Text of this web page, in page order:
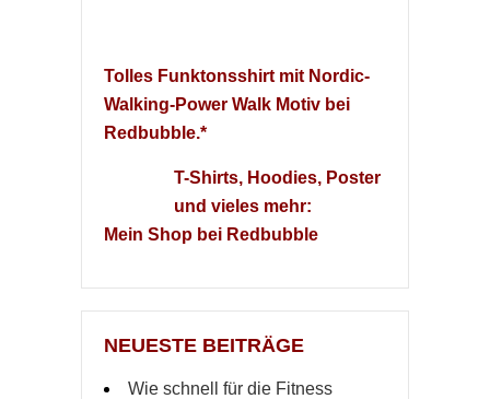
Tolles Funktonsshirt mit Nordic-
Walking-Power Walk Motiv bei
Redbubble.*
T-Shirts, Hoodies, Poster
und vieles mehr:
Mein Shop bei Redbubble
NEUESTE BEITRÄGE
Wie schnell für die Fitness